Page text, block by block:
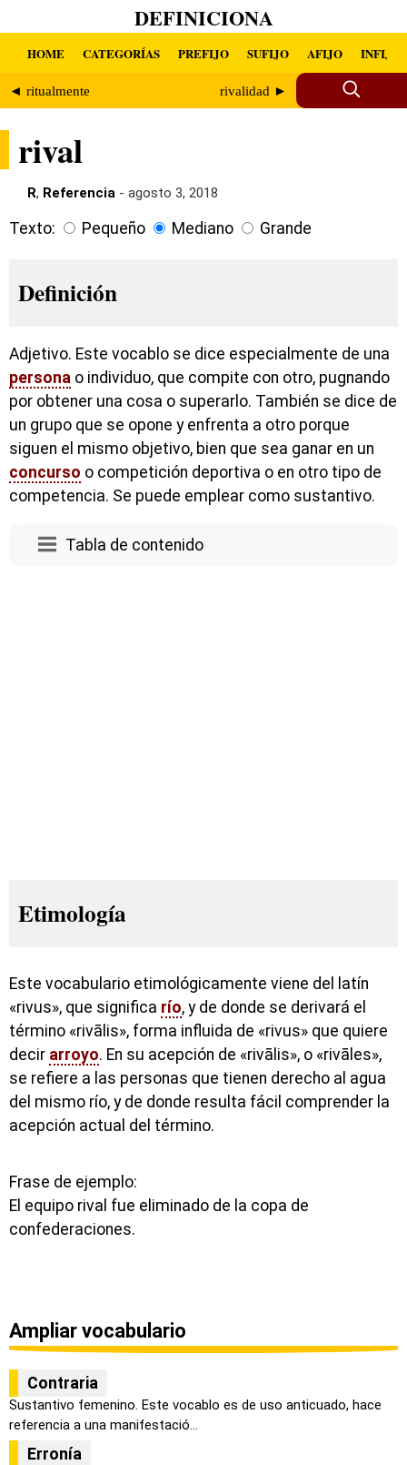
DEFINICIONA
HOME CATEGORÍAS PREFIJO SUFIJO AFIJO INFIJO
◄ ritualmente rivalidad ►
rival
R, Referencia - agosto 3, 2018
Texto: Pequeño Mediano Grande
Definición
Adjetivo. Este vocablo se dice especialmente de una
persona o individuo, que compite con otro, pugnando
por obtener una cosa o superarlo. También se dice de
un grupo que se opone y enfrenta a otro porque
siguen el mismo objetivo, bien que sea ganar en un
concurso o competición deportiva o en otro tipo de
competencia. Se puede emplear como sustantivo.
Tabla de contenido
Etimología
Este vocabulario etimológicamente viene del latín
«rivus», que significa río, y de donde se derivará el
término «rivālis», forma influida de «rivus» que quiere
decir arroyo. En su acepción de «rivālis», o «rivāles»,
se refiere a las personas que tienen derecho al agua
del mismo río, y de donde resulta fácil comprender la
acepción actual del término.
Frase de ejemplo:
El equipo rival fue eliminado de la copa de
confederaciones.
Ampliar vocabulario
Contraria
Sustantivo femenino. Este vocablo es de uso anticuado, hace
referencia a una manifestació...
Erronía